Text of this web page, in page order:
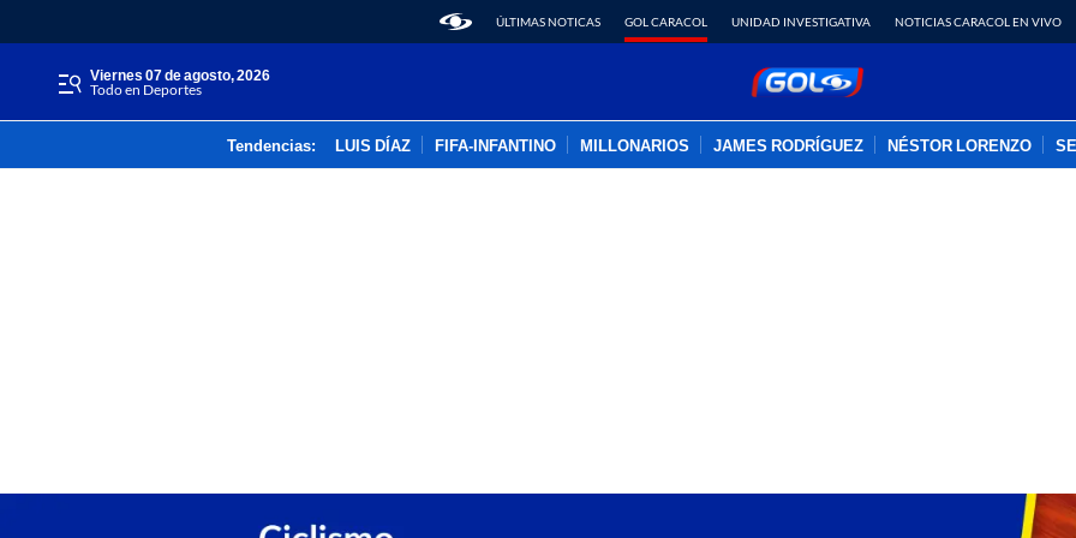
ÚLTIMAS NOTICAS GOL CARACOL UNIDAD INVESTIGATIVA NOTICIAS CARACOL EN VIVO
viernes 07 de agosto, 2026
Todo en Deportes
Tendencias: LUIS DÍAZ FIFA-INFANTINO MILLONARIOS JAMES RODRÍGUEZ NÉSTOR LORENZO